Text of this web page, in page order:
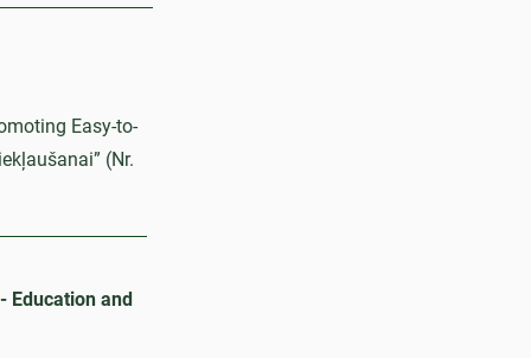
Easy-to-
(Nr.
Education and